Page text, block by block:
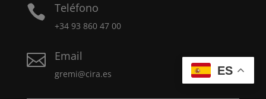
 Teléfono
+34 93 860 47 00
 Email
gremi@cira.es ES